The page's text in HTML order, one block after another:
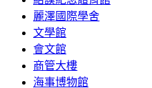
麗澤國際學舍
文學館
會文館
商管大樓
海事博物館